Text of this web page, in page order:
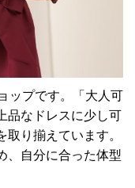
ップです。「大人可
品なドレスに少し可
り揃えています。
、自分に合った体型